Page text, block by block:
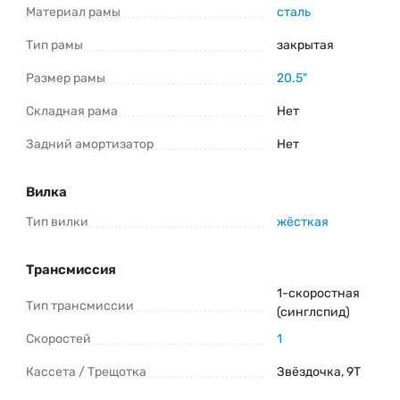
комплектацию товара предварительно не уведомляя продавцов и
потребителей. Прежде чем купить Stels Tyrant 20 V030 (2022) уточните все
Материал рамы сталь
Тип рамы закрытая
Размер рамы 20.5"
Складная рама Нет
Задний амортизатор Нет
Вилка
Тип вилки жёсткая
Трансмиссия
Тип трансмиссии
1-скоростная
(синглспид)
Скоростей
1
Кассета / Трещотка Звёздочка, 9T